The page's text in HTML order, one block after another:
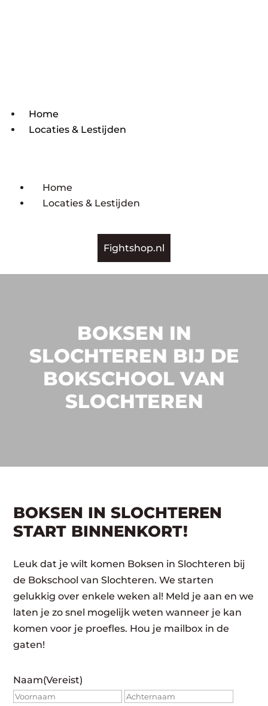
Home
Locaties & Lestijden
Home
Locaties & Lestijden
Fightshop.nl
BOKSEN IN
SLOCHTEREN BIJ DE
BOKSCHOOL VAN
SLOCHTEREN
BOKSEN IN SLOCHTEREN
START BINNENKORT!
Leuk dat je wilt komen Boksen in Slochteren bij
de Bokschool van Slochteren. We starten
gelukkig over enkele weken al! Meld je aan en we
laten je zo snel mogelijk weten wanneer je kan
komen voor je proefles. Hou je mailbox in de
gaten!
Naam(Vereist)
Voornaam